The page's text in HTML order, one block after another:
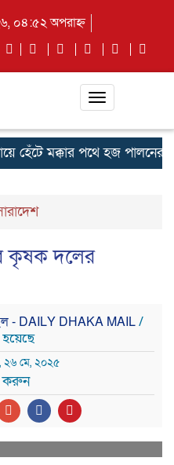
০৪:৫২ অপরাহ্ন
Toggle
হেঁটে মক্কার পথে হজ পালনের
কৃষক দলের
- DAILY DHAKA MAIL/
মে, ২০২৫
করুন